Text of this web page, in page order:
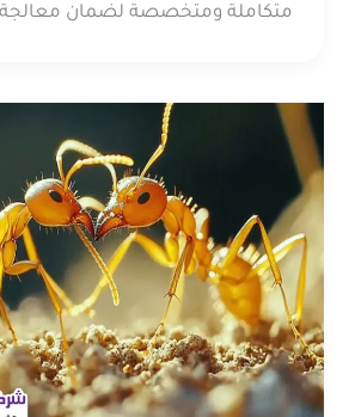
متكاملة ومتخصصة لضمان